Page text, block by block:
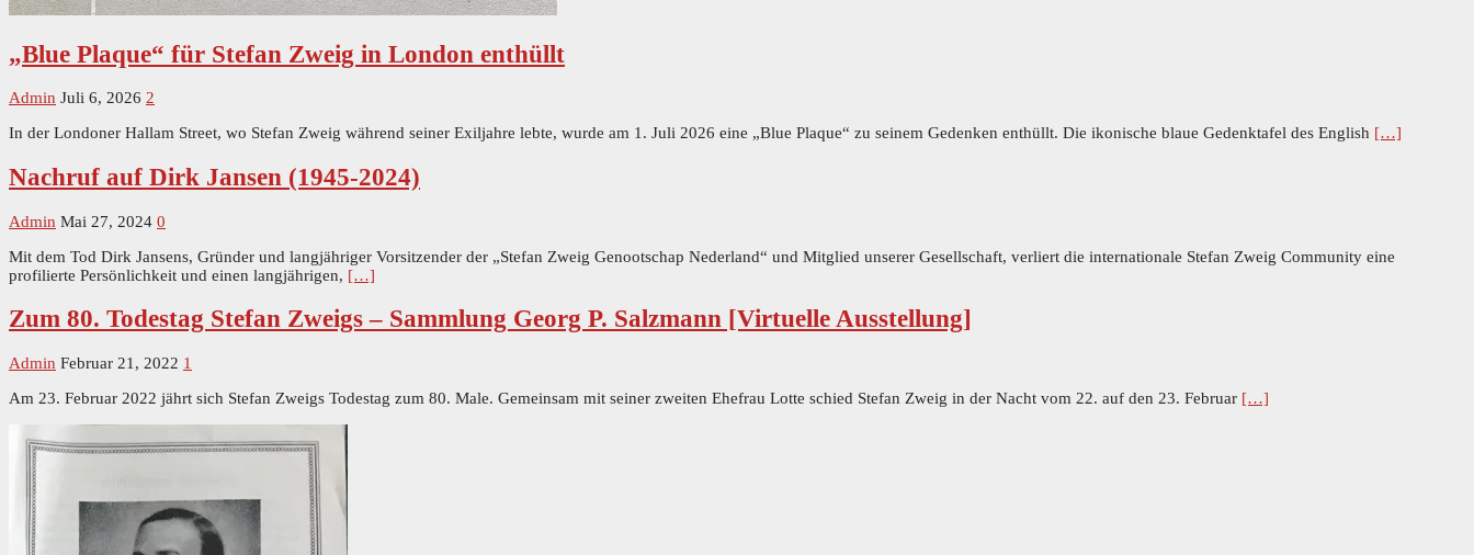
„Blue Plaque“ für Stefan Zweig in London enthüllt
Admin Juli 6, 2026 2
In der Londoner Hallam Street, wo Stefan Zweig während seiner Exiljahre lebte, wurde am 1. Juli 2026 eine „Blue Plaque“ zu seinem Gedenken enthüllt. Die ikonische blaue Gedenktafel des English […]
Nachruf auf Dirk Jansen (1945-2024)
Admin Mai 27, 2024 0
Mit dem Tod Dirk Jansens, Gründer und langjähriger Vorsitzender der „Stefan Zweig Genootschap Nederland“ und Mitglied unserer Gesellschaft, verliert die internationale Stefan Zweig Community eine
profilierte Persönlichkeit und einen langjährigen, […]
Zum 80. Todestag Stefan Zweigs – Sammlung Georg P. Salzmann [Virtuelle Ausstellung]
Admin Februar 21, 2022 1
Am 23. Februar 2022 jährt sich Stefan Zweigs Todestag zum 80. Male. Gemeinsam mit seiner zweiten Ehefrau Lotte schied Stefan Zweig in der Nacht vom 22. auf den 23. Februar […]